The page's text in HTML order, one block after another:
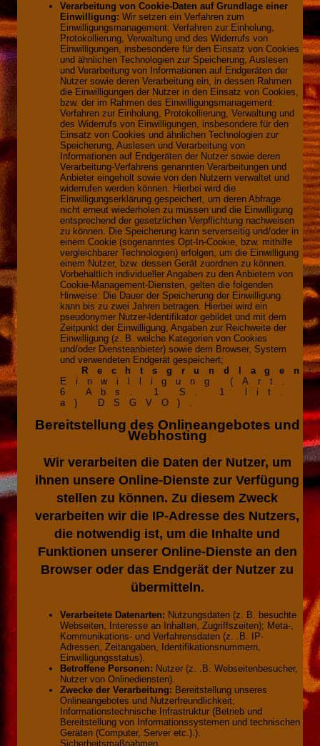
Verarbeitung von Cookie-Daten auf Grundlage einer
Einwilligung: Wir setzen ein Verfahren zum
Einwilligungsmanagement: Verfahren zur Einholung,
Protokollierung, Verwaltung und des Widerrufs von
Einwilligungen, insbesondere für den Einsatz von Cookies
und ähnlichen Technologien zur Speicherung, Auslesen
und Verarbeitung von Informationen auf Endgeräten der
Nutzer sowie deren Verarbeitung ein, in dessen Rahmen
die Einwilligungen der Nutzer in den Einsatz von Cookies,
bzw. der im Rahmen des Einwilligungsmanagement:
Verfahren zur Einholung, Protokollierung, Verwaltung und
des Widerrufs von Einwilligungen, insbesondere für den
Einsatz von Cookies und ähnlichen Technologien zur
Speicherung, Auslesen und Verarbeitung von
Informationen auf Endgeräten der Nutzer sowie deren
Verarbeitung-Verfahrens genannten Verarbeitungen und
Anbieter eingeholt sowie von den Nutzern verwaltet und
widerrufen werden können. Hierbei wird die
Einwilligungserklärung gespeichert, um deren Abfrage
nicht erneut wiederholen zu müssen und die Einwilligung
entsprechend der gesetzlichen Verpflichtung nachweisen
zu können. Die Speicherung kann serverseitig und/oder in
einem Cookie (sogenanntes Opt-In-Cookie, bzw. mithilfe
vergleichbarer Technologien) erfolgen, um die Einwilligung
einem Nutzer, bzw. dessen Gerät zuordnen zu können.
Vorbehaltlich individueller Angaben zu den Anbietern von
Cookie-Management-Diensten, gelten die folgenden
Hinweise: Die Dauer der Speicherung der Einwilligung
kann bis zu zwei Jahren betragen. Hierbei wird ein
pseudonymer Nutzer-Identifikator gebildet und mit dem
Zeitpunkt der Einwilligung, Angaben zur Reichweite der
Einwilligung (z. B. welche Kategorien von Cookies
und/oder Diensteanbieter) sowie dem Browser, System
und verwendeten Endgerät gespeichert;
Rechtsgrundlagen:
Einwilligung (Art.
6 Abs. 1 S. 1 lit.
a) DSGVO).
Bereitstellung des Onlineangebotes und
Webhosting
Wir verarbeiten die Daten der Nutzer, um
ihnen unsere Online-Dienste zur Verfügung
stellen zu können. Zu diesem Zweck
verarbeiten wir die IP-Adresse des Nutzers,
die notwendig ist, um die Inhalte und
Funktionen unserer Online-Dienste an den
Browser oder das Endgerät der Nutzer zu
übermitteln.
Verarbeitete Datenarten: Nutzungsdaten (z. B. besuchte
Webseiten, Interesse an Inhalten, Zugriffszeiten); Meta-,
Kommunikations- und Verfahrensdaten (z. .B. IP-
Adressen, Zeitangaben, Identifikationsnummern,
Einwilligungsstatus).
Betroffene Personen: Nutzer (z. .B. Webseitenbesucher,
Nutzer von Onlinediensten).
Zwecke der Verarbeitung: Bereitstellung unseres
Onlineangebotes und Nutzerfreundlichkeit;
Informationstechnische Infrastruktur (Betrieb und
Bereitstellung von Informationssystemen und technischen
Geräten (Computer, Server etc.).).
Sicherheitsmaßnahmen.